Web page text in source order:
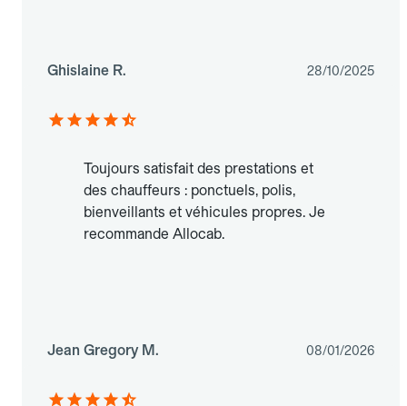
Ghislaine R. 28/10/2025
Toujours satisfait des prestations et
des chauffeurs : ponctuels, polis,
bienveillants et véhicules propres. Je
recommande Allocab.
Jean Gregory M. 08/01/2026